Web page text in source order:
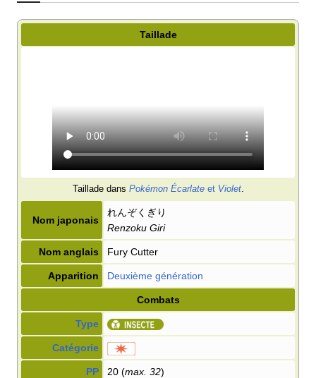
Taillade
Taillade dans Pokémon Écarlateet Violet.
Nom japonais
れんぞくぎり
Renzoku Giri
Nom anglais Fury Cutter
Apparition Deuxième génération
Combats
Type
Catégorie
PP 20 (max. 32)